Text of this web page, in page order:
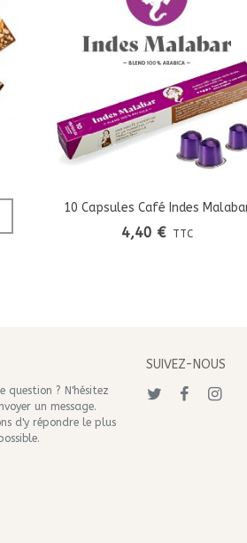
Ajouter Au Panier
10 Capsules Café Indes
4,40 € TTC
question ? N'hésitez
un message.
d'y répondre le plus
SUIVEZ-NOUS